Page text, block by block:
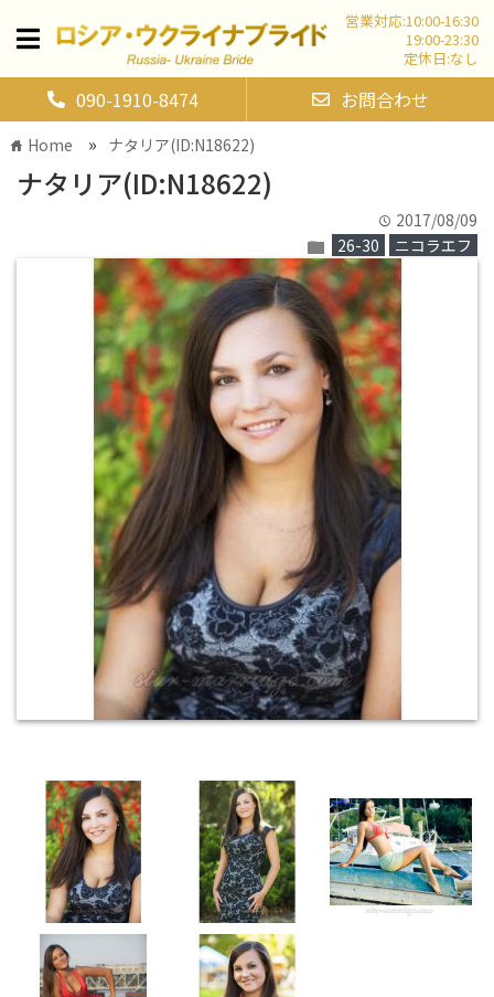
営業対応:10:00-16:30
19:00-23:30
定休日:なし
090-1910-8474 お問合わせ
home Home » ナタリア(ID:N18622)
ナタリア(ID:N18622)
time 2017/08/09
folder 26-30 ニコラエフ